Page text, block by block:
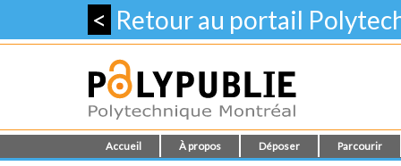
< Retour au portail
Accueil À propos Déposer Parcourir